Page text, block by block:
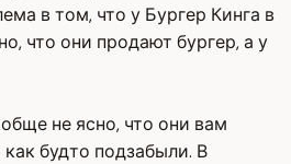
в том, что у Бургер Кинга в
что они продают бургер, а у
не ясно, что они вам
будто подзабыли. В